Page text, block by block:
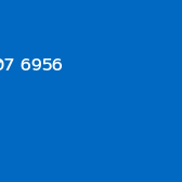
6956